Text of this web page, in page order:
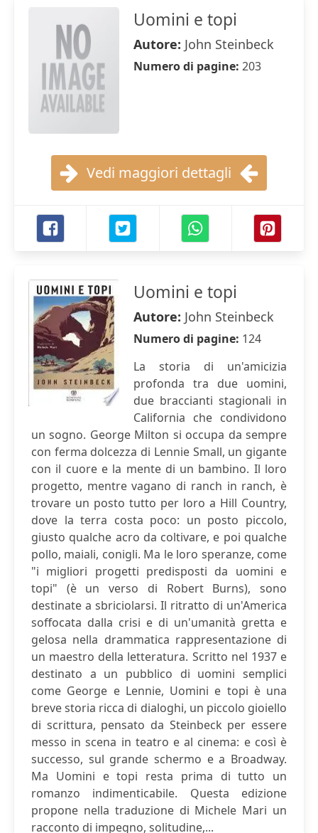
Uomini e topi
Autore: John Steinbeck
Numero di pagine: 203
Vedi maggiori dettagli
Uomini e topi
Autore: John Steinbeck
Numero di pagine: 124
La storia di un'amicizia
profonda tra due uomini,
due braccianti stagionali in
California che condividono
un sogno. George Milton si occupa da sempre
con ferma dolcezza di Lennie Small, un gigante
con il cuore e la mente di un bambino. Il loro
progetto, mentre vagano di ranch in ranch, è
trovare un posto tutto per loro a Hill Country,
dove la terra costa poco: un posto piccolo,
giusto qualche acro da coltivare, e poi qualche
pollo, maiali, conigli. Ma le loro speranze, come
"i migliori progetti predisposti da uomini e
topi" (è un verso di Robert Burns), sono
destinate a sbriciolarsi. Il ritratto di un'America
soffocata dalla crisi e di un'umanità gretta e
gelosa nella drammatica rappresentazione di
un maestro della letteratura. Scritto nel 1937 e
destinato a un pubblico di uomini semplici
come George e Lennie, Uomini e topi è una
breve storia ricca di dialoghi, un piccolo gioiello
di scrittura, pensato da Steinbeck per essere
messo in scena in teatro e al cinema: e così è
successo, sul grande schermo e a Broadway.
Ma Uomini e topi resta prima di tutto un
romanzo indimenticabile. Questa edizione
propone nella traduzione di Michele Mari un
racconto di impegno, solitudine,...